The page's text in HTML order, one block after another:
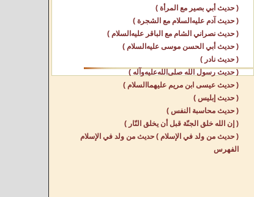
( حديث أبي بصير مع المرأة )
( حديث آدم عليه‌السلام مع الشجرة )
( حديث نصراني الشام مع الباقر عليه‌السلام )
( حديث أبي الحسن موسى عليه‌السلام )
( حديث نادر )
( حديث رسول الله صلى‌الله‌عليه‌وآله )
( حديث عيسى ابن مريم عليهما‌السلام )
( حديث إبليس )
( حديث محاسبة النفس )
( إن الله خلق الجنّة قبل أن يخلق النّار )
( حديث من ولد في الإسلام ) حديث من ولد في الإسلام
الفهرس